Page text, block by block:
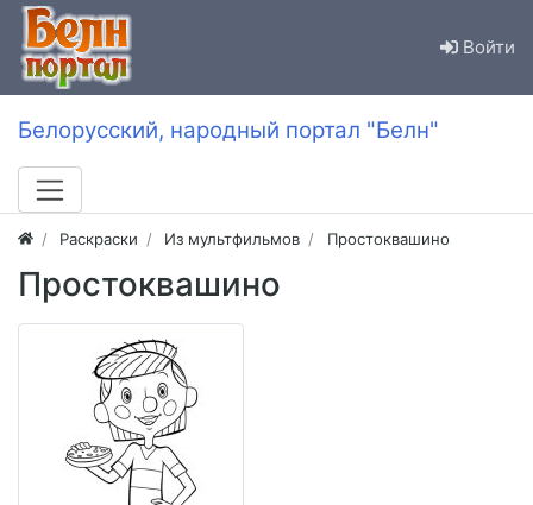
Войти
Белорусский, народный портал "Белн"
Раскраски Из мультфильмов Простоквашино
Простоквашино